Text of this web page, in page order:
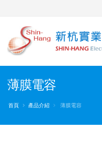
薄膜電容
首頁 產品介紹 薄膜電容